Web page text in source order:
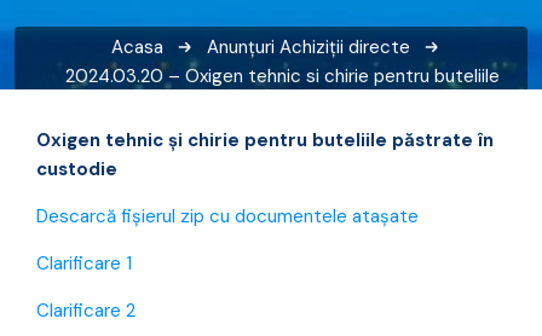
Acasa Anunțuri Achiziții directe
2024.03.20 – Oxigen tehnic si chirie pentru buteliile
Oxigen tehnic și chirie pentru buteliile păstrate în
custodie
Descarcă fișierul zip cu documentele atașate
Clarificare 1
Clarificare 2